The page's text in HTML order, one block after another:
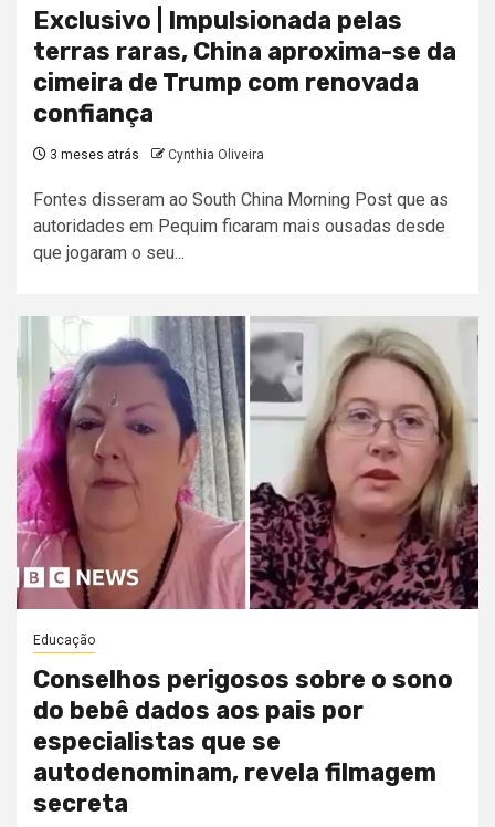
Exclusivo | Impulsionada pelas
terras raras, China aproxima-se da
cimeira de Trump com renovada
confiança
3 meses atrás Cynthia Oliveira
Fontes disseram ao South China Morning Post que as
autoridades em Pequim ficaram mais ousadas desde
que jogaram o seu...
Educação
Conselhos perigosos sobre o sono
do bebê dados aos pais por
especialistas que se
autodenominam, revela filmagem
secreta